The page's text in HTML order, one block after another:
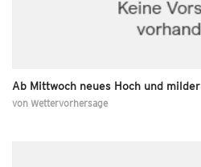
Ab Mittwoch neues Hoch und milder
von Wettervorhersage